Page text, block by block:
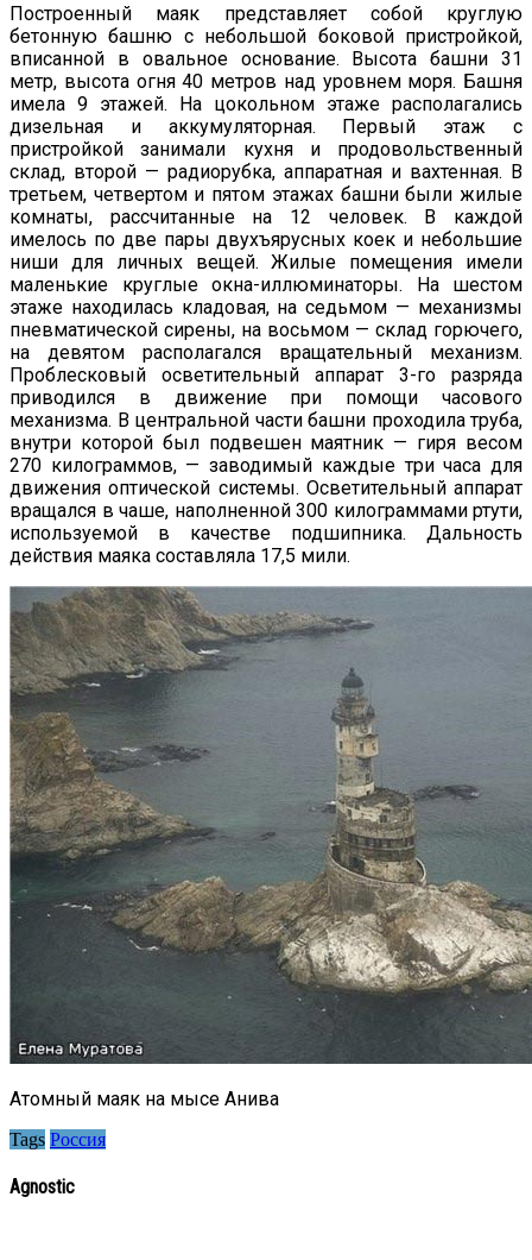
Построенный маяк представляет собой круглую
бетонную башню с небольшой боковой пристройкой,
вписанной в овальное основание. Высота башни 31
метр, высота огня 40 метров над уровнем моря. Башня
имела 9 этажей. На цокольном этаже располагались
дизельная и аккумуляторная. Первый этаж с
пристройкой занимали кухня и продовольственный
склад, второй — радиорубка, аппаратная и вахтенная. В
третьем, четвертом и пятом этажах башни были жилые
комнаты, рассчитанные на 12 человек. В каждой
имелось по две пары двухъярусных коек и небольшие
ниши для личных вещей. Жилые помещения имели
маленькие круглые окна-иллюминаторы. На шестом
этаже находилась кладовая, на седьмом — механизмы
пневматической сирены, на восьмом — склад горючего,
на девятом располагался вращательный механизм.
Проблесковый осветительный аппарат 3-го разряда
приводился в движение при помощи часового
механизма. В центральной части башни проходила труба,
внутри которой был подвешен маятник — гиря весом
270 килограммов, — заводимый каждые три часа для
движения оптической системы. Осветительный аппарат
вращался в чаше, наполненной 300 килограммами ртути,
используемой в качестве подшипника. Дальность
действия маяка составляла 17,5 мили.
Атомный маяк на мысе Анива
Tags Россия
Agnostic